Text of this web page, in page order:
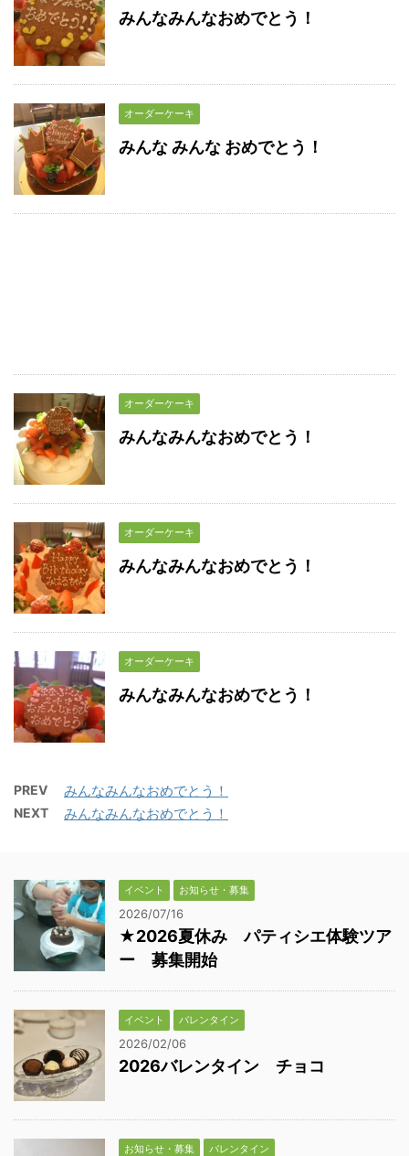
みんなみんなおめでとう！
オーダーケーキ
みんな みんな おめでとう！
オーダーケーキ
みんなみんなおめでとう！
オーダーケーキ
みんなみんなおめでとう！
オーダーケーキ
みんなみんなおめでとう！
PREV みんなみんなおめでとう！
NEXT みんなみんなおめでとう！
イベント お知らせ・募集
2026/07/16
★2026夏休み パティシエ体験ツア
ー 募集開始
イベント バレンタイン
2026/02/06
2026バレンタイン チョコ
お知らせ・募集 バレンタイン